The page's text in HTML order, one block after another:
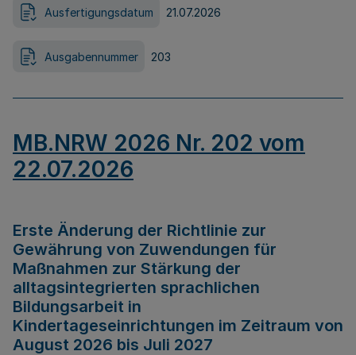
Ausfertigungsdatum 21.07.2026
Ausgabennummer 203
MB.NRW 2026 Nr. 202 vom
22.07.2026
Erste Änderung der Richtlinie zur
Gewährung von Zuwendungen für
Maßnahmen zur Stärkung der
alltagsintegrierten sprachlichen
Bildungsarbeit in
Kindertageseinrichtungen im Zeitraum von
August 2026 bis Juli 2027